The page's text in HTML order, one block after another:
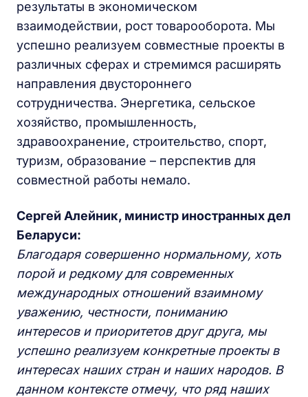
результаты в экономическом
взаимодействии, рост товарооборота. Мы
успешно реализуем совместные проекты в
различных сферах и стремимся расширять
направления двустороннего
сотрудничества. Энергетика, сельское
хозяйство, промышленность,
здравоохранение, строительство, спорт,
туризм, образование – перспектив для
совместной работы немало.
Сергей Алейник, министр иностранных дел
Беларуси:
Благодаря совершенно нормальному, хоть
порой и редкому для современных
международных отношений взаимному
уважению, честности, пониманию
интересов и приоритетов друг друга, мы
успешно реализуем конкретные проекты в
интересах наших стран и наших народов. В
данном контексте отмечу, что ряд наших